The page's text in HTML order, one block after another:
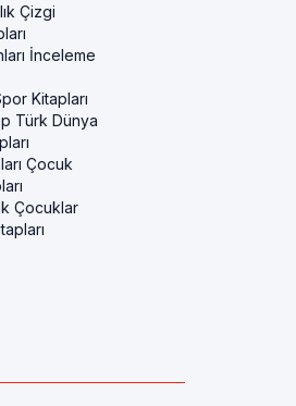
Çizgi
İnceleme
Kitapları
Türk Dünya
Çocuk
Çocuklar